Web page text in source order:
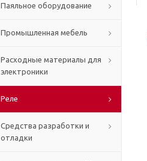
Паяльное оборудование
Промышленная мебель
Расходные материалы для
электроники
Реле
Средства разработки и
отладки